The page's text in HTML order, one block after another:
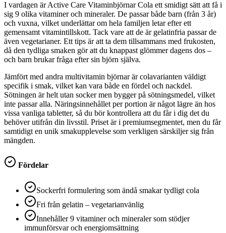
I vardagen är Active Care Vitaminbjörnar Cola ett smidigt sätt att få i
sig 9 olika vitaminer och mineraler. De passar både barn (från 3 år)
och vuxna, vilket underlättar om hela familjen letar efter ett
gemensamt vitamintillskott. Tack vare att de är gelatinfria passar de
även vegetarianer. Ett tips är att ta dem tillsammans med frukosten,
då den tydliga smaken gör att du knappast glömmer dagens dos –
och barn brukar fråga efter sin björn själva.
Jämfört med andra multivitamin björnar är colavarianten väldigt
specifik i smak, vilket kan vara både en fördel och nackdel.
Sötningen är helt utan socker men bygger på sötningsmedel, vilket
inte passar alla. Näringsinnehållet per portion är något lägre än hos
vissa vanliga tabletter, så du bör kontrollera att du får i dig det du
behöver utifrån din livsstil. Priset är i premiumsegmentet, men du får
samtidigt en unik smakupplevelse som verkligen särskiljer sig från
mängden.
Fördelar
Sockerfri formulering som ändå smakar tydligt cola
Fri från gelatin – vegetarianvänlig
Innehåller 9 vitaminer och mineraler som stödjer
immunförsvar och energiomsättning